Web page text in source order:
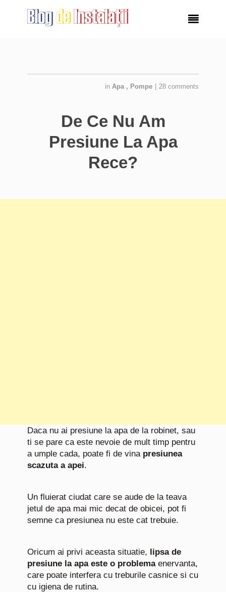

in Apa , Pompe 28 comments
De Ce Nu Am
Presiune La Apa
Rece?
Daca nu ai presiune la apa de la robinet, sau
ti se pare ca este nevoie de mult timp pentru
a umple cada, poate fi de vina presiunea
scazuta a apei.
Un fluierat ciudat care se aude de la teava
jetul de apa mai mic decat de obicei, pot fi
semne ca presiunea nu este cat trebuie.
Oricum ai privi aceasta situatie, lipsa de
presiune la apa este o problemaenervanta,
care poate interfera cu treburile casnice si cu
cu igiena de rutina.